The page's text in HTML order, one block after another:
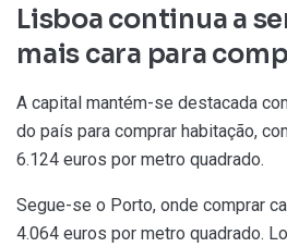
Lisboa continua a
mais cara para
A capital mantém-se destacada
do país para comprar habitação,
6.124 euros por metro quadrado.
Segue-se o Porto, onde comprar
4.064 euros por metro quadrado.